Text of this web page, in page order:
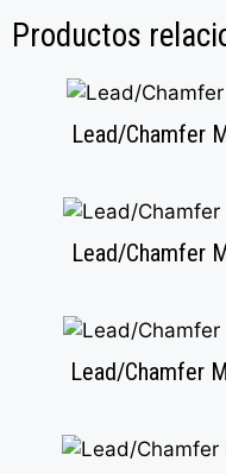
Productos
Lead/Chamfer
Lead/Chamfer
Lead/Chamfer